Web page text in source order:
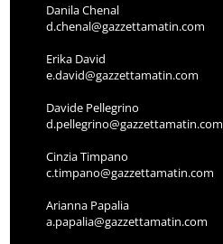
Danila Chenal
d.chenal@gazzettamatin.com
Erika David
e.david@gazzettamatin.com
Davide Pellegrino
d.pellegrino@gazzettamatin.com
Cinzia Timpano
c.timpano@gazzettamatin.com
Arianna Papalia
a.papalia@gazzettamatin.com